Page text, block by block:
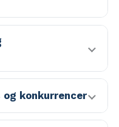
konkurrencer